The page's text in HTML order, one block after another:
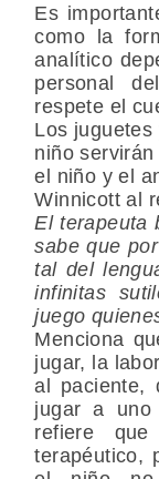
Es
como la
analítico
personal
respete el
Los
niño
el niño y el
Winnicott al
El terapeuta
sabe que
tal del
infinitas
juego
Menciona
jugar, la
al paciente,
jugar a
refiere
terapéutico,